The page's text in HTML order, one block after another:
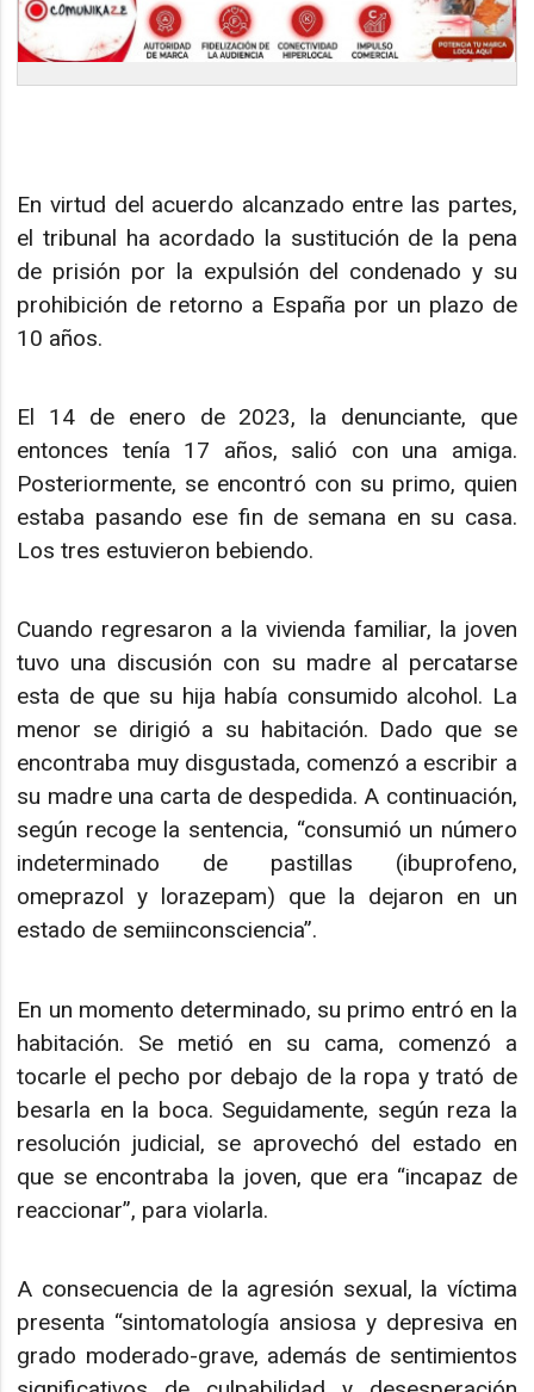
En virtud del acuerdo alcanzado entre las partes,
el tribunal ha acordado la sustitución de la pena
de prisión por la expulsión del condenado y su
prohibición de retorno a España por un plazo de
10 años.
El 14 de enero de 2023, la denunciante, que
entonces tenía 17 años, salió con una amiga.
Posteriormente, se encontró con su primo, quien
estaba pasando ese fin de semana en su casa.
Los tres estuvieron bebiendo.
Cuando regresaron a la vivienda familiar, la joven
tuvo una discusión con su madre al percatarse
esta de que su hija había consumido alcohol. La
menor se dirigió a su habitación. Dado que se
encontraba muy disgustada, comenzó a escribir a
su madre una carta de despedida. A continuación,
según recoge la sentencia, “consumió un número
indeterminado de pastillas (ibuprofeno,
omeprazol y lorazepam) que la dejaron en un
estado de semiinconsciencia”.
En un momento determinado, su primo entró en la
habitación. Se metió en su cama, comenzó a
tocarle el pecho por debajo de la ropa y trató de
besarla en la boca. Seguidamente, según reza la
resolución judicial, se aprovechó del estado en
que se encontraba la joven, que era “incapaz de
reaccionar”, para violarla.
A consecuencia de la agresión sexual, la víctima
presenta “sintomatología ansiosa y depresiva en
grado moderado-grave, además de sentimientos